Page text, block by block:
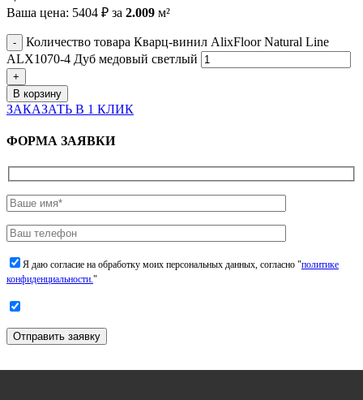
Ваша цена: 5404 ₽ за 2.009 м²
Количество товара Кварц-винил AlixFloor Natural Line
ALX1070-4 Дуб медовый светлый
В корзину
ЗАКАЗАТЬ В 1 КЛИК
ФОРМА ЗАЯВКИ
Я даю согласие на обработку моих персональных данных, согласно "политике
конфиденциальности."
Отправить заявку